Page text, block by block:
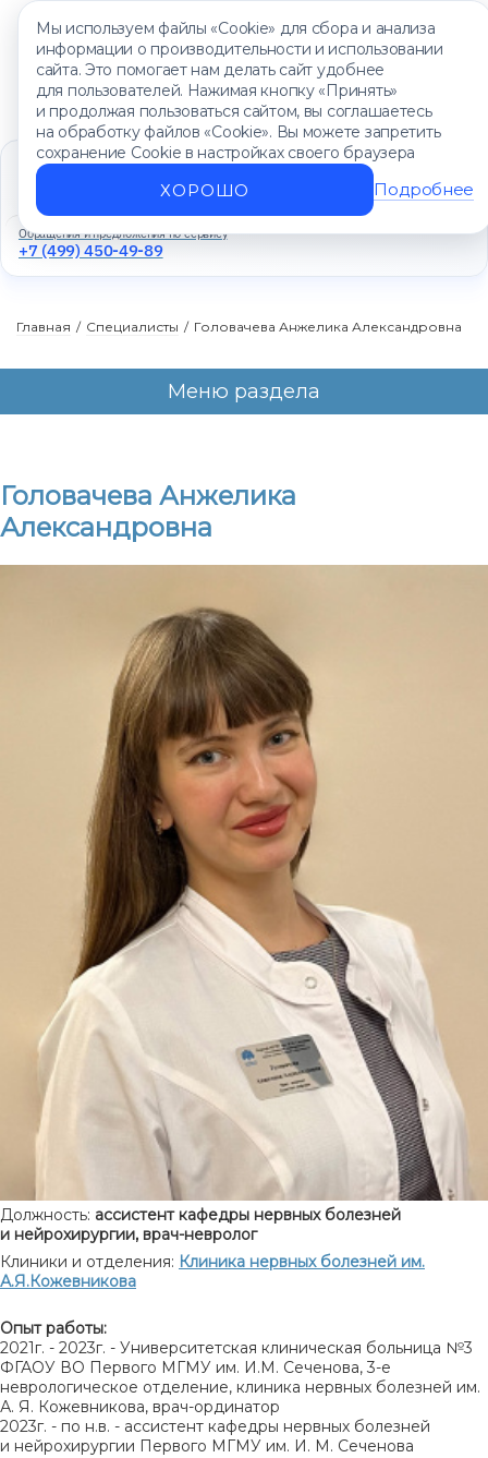
Мы используем файлы «Cookie» для сбора и анализа
информации о производительности и использовании
сайта. Это помогает нам делать сайт удобнее
для пользователей. Нажимая кнопку «Принять»
и продолжая пользоваться сайтом, вы соглашаетесь
на обработку файлов «Cookie». Вы можете запретить
сохранение Cookie в настройках своего браузера
ХОРОШО Подробнее
Единый контакт-центр
+7 (499) 450-88-89
Ежедневно с 8:00 до 20:00
Обращения и предложения по сервису
+7 (499) 450-49-89
Главная / Специалисты / Головачева Анжелика Александровна
Головачева Анжелика
Александровна
Должность: ассистент кафедры нервных болезней
и нейрохирургии, врач-невролог
Клиники и отделения: Клиника нервных болезней им.
А.Я.Кожевникова
Опыт работы:
2021г. - 2023г. - Университетская клиническая больница №3
ФГАОУ ВО Первого МГМУ им. И.М. Сеченова, 3-е
неврологическое отделение, клиника нервных болезней им.
А. Я. Кожевникова, врач-ординатор
2023г. - по н.в. - ассистент кафедры нервных болезней
и нейрохирургии Первого МГМУ им. И. М. Сеченова
Меню раздела